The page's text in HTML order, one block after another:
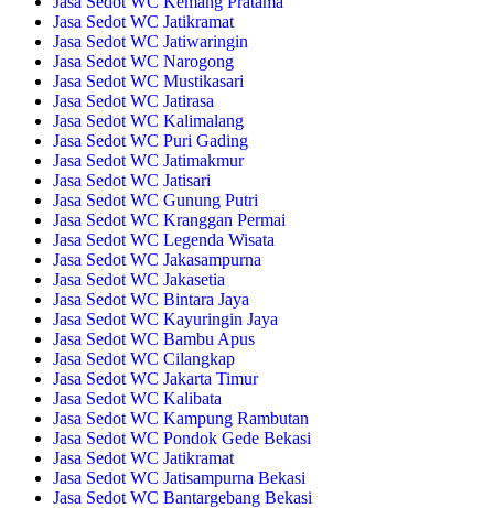
Jasa Sedot WC Jatikramat
Jasa Sedot WC Jatiwaringin
Jasa Sedot WC Narogong
Jasa Sedot WC Mustikasari
Jasa Sedot WC Jatirasa
Jasa Sedot WC Kalimalang
Jasa Sedot WC Puri Gading
Jasa Sedot WC Jatimakmur
Jasa Sedot WC Jatisari
Jasa Sedot WC Gunung Putri
Jasa Sedot WC Kranggan Permai
Jasa Sedot WC Legenda Wisata
Jasa Sedot WC Jakasampurna
Jasa Sedot WC Jakasetia
Jasa Sedot WC Bintara Jaya
Jasa Sedot WC Kayuringin Jaya
Jasa Sedot WC Bambu Apus
Jasa Sedot WC Cilangkap
Jasa Sedot WC Jakarta Timur
Jasa Sedot WC Kalibata
Jasa Sedot WC Kampung Rambutan
Jasa Sedot WC Pondok Gede Bekasi
Jasa Sedot WC Jatikramat
Jasa Sedot WC Jatisampurna Bekasi
Jasa Sedot WC Bantargebang Bekasi